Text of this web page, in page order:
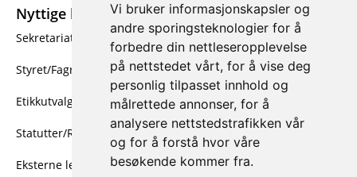
Vi bruker informasjonskapsler og
andre sporingsteknologier for å
forbedre din nettleseropplevelse
på nettstedet vårt, for å vise deg
personlig tilpasset innhold og
målrettede annonser, for å
analysere nettstedstrafikken vår
og for å forstå hvor våre
besøkende kommer fra.
Nyttige linker
Sekretariatet
Styret/Fagrådet
Etikkutvalget
Statutter/Retningslinjer
Eksterne lenker